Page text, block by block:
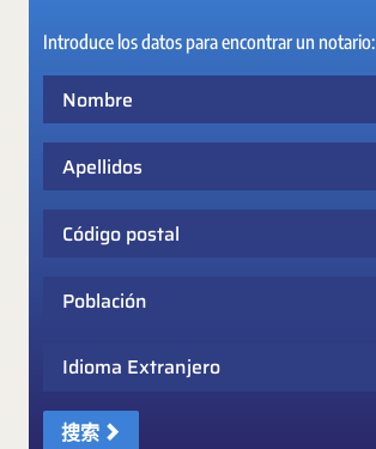
Introduce los datos para encontrar un notario:
Idioma Extranjero
搜索